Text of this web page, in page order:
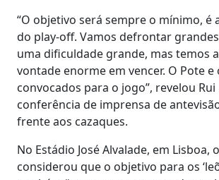
“O objetivo será sempre o mínimo, é
do play-off. Vamos defrontar
uma dificuldade grande, mas temos
vontade enorme em vencer. O Pote
convocados para o jogo”, revelou Rui
conferência de imprensa de
frente aos cazaques.
No Estádio José Alvalade, em Lisboa,
considerou que o objetivo para os